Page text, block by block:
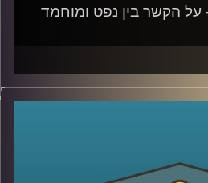
הקשר בין נפט ומוחמד
אזור חשוב ביותר
להפיק בו, כשבראשם